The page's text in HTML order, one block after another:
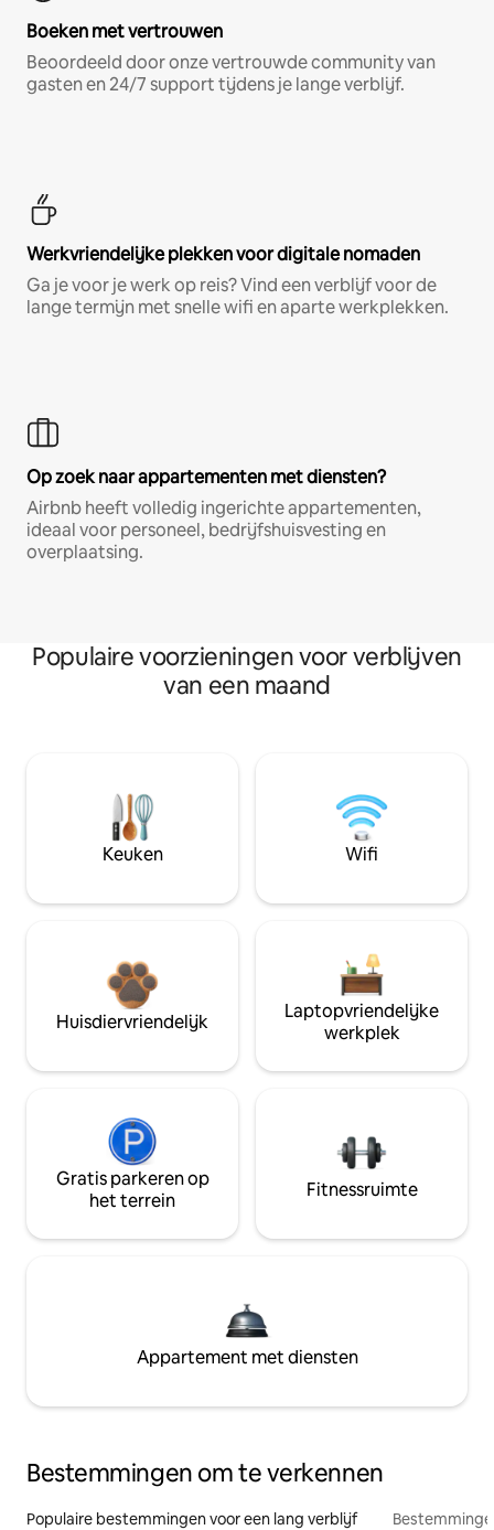
Boeken met vertrouwen
Beoordeeld door onze vertrouwde community van
gasten en 24/7 support tijdens je lange verblijf.
Werkvriendelijke plekken voor digitale nomaden
Ga je voor je werk op reis? Vind een verblijf voor de
lange termijn met snelle wifi en aparte werkplekken.
Op zoek naar appartementen met diensten?
Airbnb heeft volledig ingerichte appartementen,
ideaal voor personeel, bedrijfshuisvesting en
overplaatsing.
Populaire voorzieningen voor verblijven
van een maand
Keuken Wifi
Huisdiervriendelijk
Laptopvriendelijke
werkplek
Gratis parkeren op
het terrein
Fitnessruimte
Appartement met diensten
Bestemmingen om te verkennen
Populaire bestemmingen voor een lang verblijf